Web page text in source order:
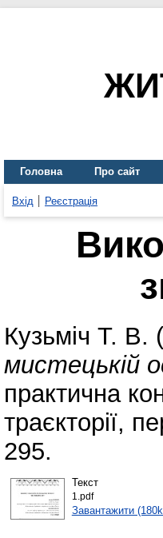
Головна Про сайт
Вхід Реєстрація
Кузьміч Т. В.
мистецькій
практична
траєкторії,
295.
Текст
1.pdf
Завантажити